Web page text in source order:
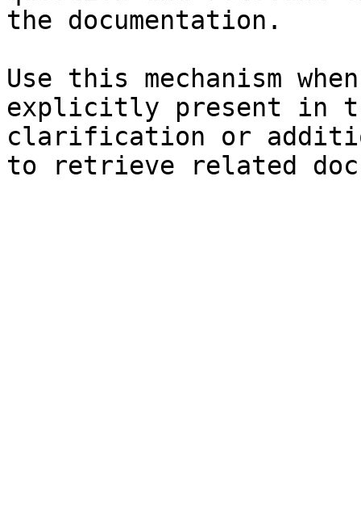
the documentation.
Use this mechanism
explicitly present in
clarification or